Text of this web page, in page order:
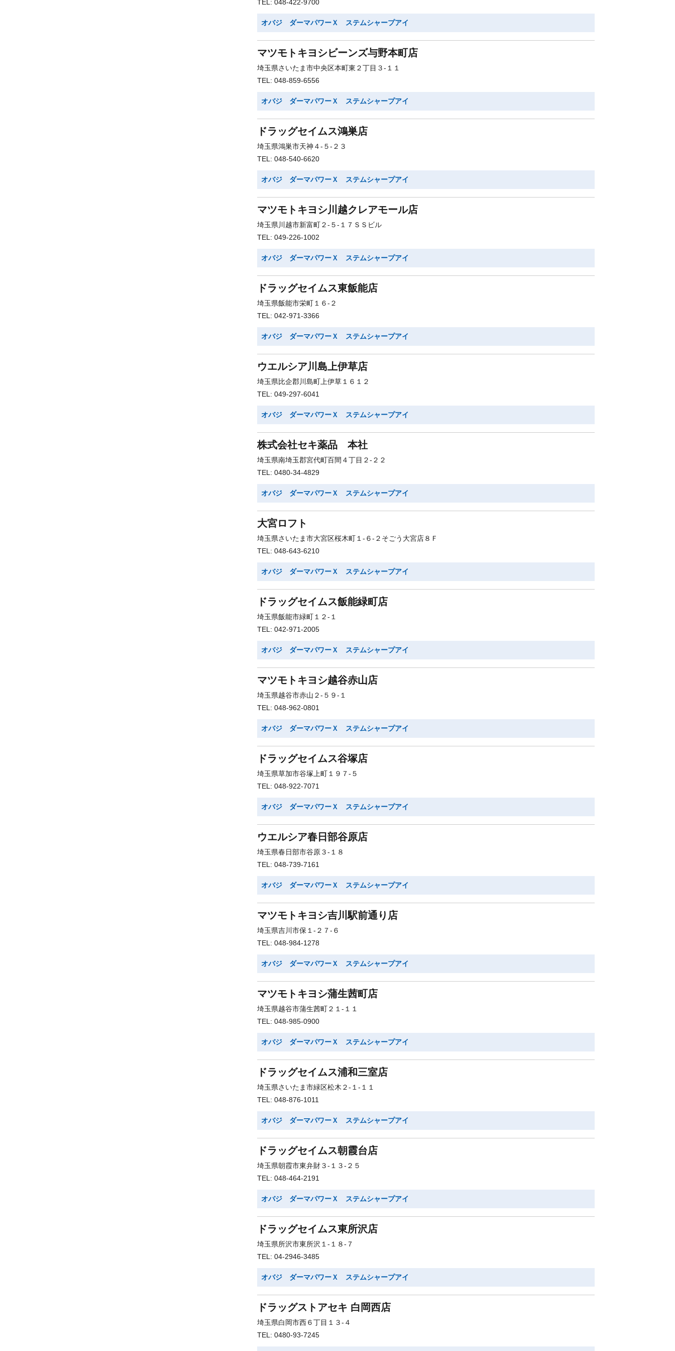
TEL: 048-422-9700
オバジ ダーマパワーＸ ステムシャープアイ
マツモトキヨシビーンズ与野本町店
埼玉県さいたま市中央区本町東２丁目３-１１
TEL: 048-859-6556
オバジ ダーマパワーＸ ステムシャープアイ
ドラッグセイムス鴻巣店
埼玉県鴻巣市天神４-５-２３
TEL: 048-540-6620
オバジ ダーマパワーＸ ステムシャープアイ
マツモトキヨシ川越クレアモール店
埼玉県川越市新富町２-５-１７ＳＳビル
TEL: 049-226-1002
オバジ ダーマパワーＸ ステムシャープアイ
ドラッグセイムス東飯能店
埼玉県飯能市栄町１６-２
TEL: 042-971-3366
オバジ ダーマパワーＸ ステムシャープアイ
ウエルシア川島上伊草店
埼玉県比企郡川島町上伊草１６１２
TEL: 049-297-6041
オバジ ダーマパワーＸ ステムシャープアイ
株式会社セキ薬品 本社
埼玉県南埼玉郡宮代町百間４丁目２-２２
TEL: 0480-34-4829
オバジ ダーマパワーＸ ステムシャープアイ
大宮ロフト
埼玉県さいたま市大宮区桜木町１-６-２そごう大宮店８Ｆ
TEL: 048-643-6210
オバジ ダーマパワーＸ ステムシャープアイ
ドラッグセイムス飯能緑町店
埼玉県飯能市緑町１２-１
TEL: 042-971-2005
オバジ ダーマパワーＸ ステムシャープアイ
マツモトキヨシ越谷赤山店
埼玉県越谷市赤山２-５９-１
TEL: 048-962-0801
オバジ ダーマパワーＸ ステムシャープアイ
ドラッグセイムス谷塚店
埼玉県草加市谷塚上町１９７-５
TEL: 048-922-7071
オバジ ダーマパワーＸ ステムシャープアイ
ウエルシア春日部谷原店
埼玉県春日部市谷原３-１８
TEL: 048-739-7161
オバジ ダーマパワーＸ ステムシャープアイ
マツモトキヨシ吉川駅前通り店
埼玉県吉川市保１-２７-６
TEL: 048-984-1278
オバジ ダーマパワーＸ ステムシャープアイ
マツモトキヨシ蒲生茜町店
埼玉県越谷市蒲生茜町２１-１１
TEL: 048-985-0900
オバジ ダーマパワーＸ ステムシャープアイ
ドラッグセイムス浦和三室店
埼玉県さいたま市緑区松木２-１-１１
TEL: 048-876-1011
オバジ ダーマパワーＸ ステムシャープアイ
ドラッグセイムス朝霞台店
埼玉県朝霞市東弁財３-１３-２５
TEL: 048-464-2191
オバジ ダーマパワーＸ ステムシャープアイ
ドラッグセイムス東所沢店
埼玉県所沢市東所沢１-１８-７
TEL: 04-2946-3485
オバジ ダーマパワーＸ ステムシャープアイ
ドラッグストアセキ 白岡西店
埼玉県白岡市西６丁目１３-４
TEL: 0480-93-7245